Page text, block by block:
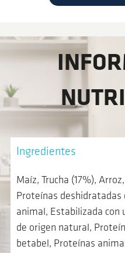
Ingredientes
Maíz, Trucha (17%),
Proteínas deshidratadas
animal, Estabilizada con
de origen natural,
betabel, Proteínas